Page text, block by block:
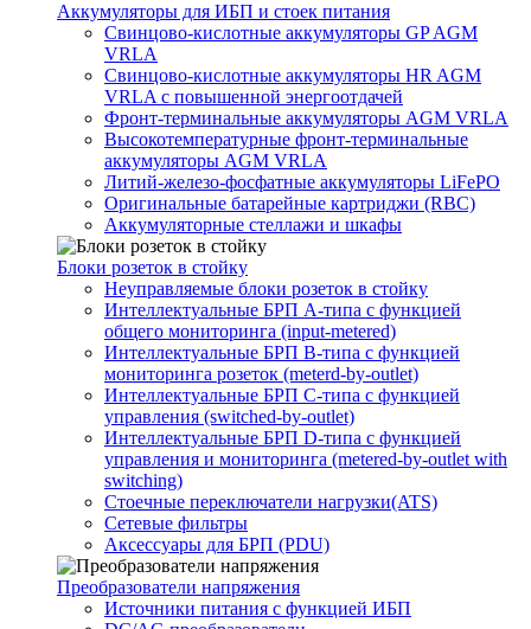
Аккумуляторы для ИБП и стоек питания
Свинцово-кислотные аккумуляторы GP AGM
VRLA
Свинцово-кислотные аккумуляторы HR AGM
VRLA с повышенной энергоотдачей
Фронт-терминальные аккумуляторы AGM VRLA
Высокотемпературные фронт-терминальные
аккумуляторы AGM VRLA
Литий-железо-фосфатные аккумуляторы LiFePO
Оригинальные батарейные картриджи (RBC)
Аккумуляторные стеллажи и шкафы
Блоки розеток в стойку
Неуправляемые блоки розеток в стойку
Интеллектуальные БРП А-типа с функцией
общего мониторинга (input-metered)
Интеллектуальные БРП B-типа с функцией
мониторинга розеток (meterd-by-outlet)
Интеллектуальные БРП C-типа с функцией
управления (switched-by-outlet)
Интеллектуальные БРП D-типа с функцией
управления и мониторинга (metered-by-outlet with
switching)
Стоечные переключатели нагрузки(ATS)
Сетевые фильтры
Аксессуары для БРП (PDU)
Преобразователи напряжения
Источники питания c функцией ИБП